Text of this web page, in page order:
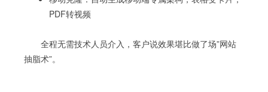
PDF转视频
全程无需技术人员介入，客户说效果堪比做了场”网站
抽脂术”。